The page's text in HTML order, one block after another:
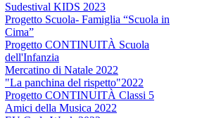
Sudestival KIDS 2023
Progetto Scuola- Famiglia “Scuola in
Cima”
Progetto CONTINUITÀ Scuola
dell'Infanzia
Mercatino di Natale 2022
"La panchina del rispetto"2022
Progetto CONTINUITÀ Classi 5
Amici della Musica 2022